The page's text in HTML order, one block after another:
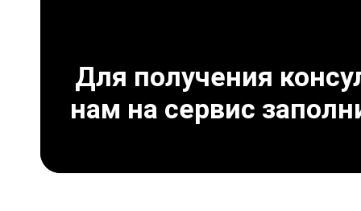
Для получения
нам на сервис